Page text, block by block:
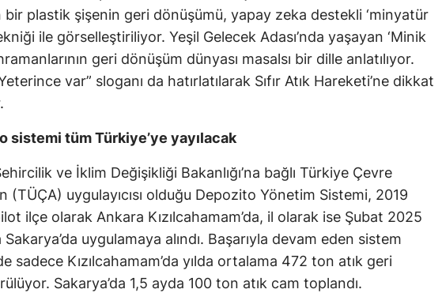
Edirne
Elazığ
Erzincan
Gaziantep
Giresun
Gümüşhane
Hakkari
bir plastik şişenin geri dönüşümü, yapay zeka destekli ‘minyatür
ile görselleştiriliyor. Yeşil Gelecek Adası’nda yaşayan ‘Minik
geri dönüşüm dünyası masalsı bir dille anlatılıyor.
var” sloganı da hatırlatılarak Sıfır Atık Hareketi’ne dikkat
sistemi tüm Türkiye’ye yayılacak
ve İklim Değişikliği Bakanlığı’na bağlı Türkiye Çevre
(TÜÇA) uygulayıcısı olduğu Depozito Yönetim Sistemi, 2019
ilçe olarak Ankara Kızılcahamam’da, il olarak ise Şubat 2025
Sakarya’da uygulamaya alındı. Başarıyla devam eden sistem
sadece Kızılcahamam’da yılda ortalama 472 ton atık geri
Sakarya’da 1,5 ayda 100 ton atık cam toplandı.